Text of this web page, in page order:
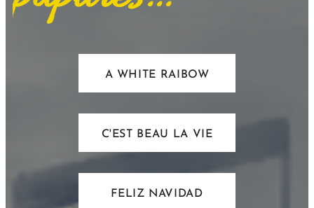
A WHITE RAIBOW
C'EST BEAU LA VIE
FELIZ NAVIDAD